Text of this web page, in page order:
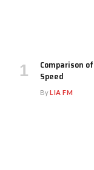
Comparison
Speed
ByLIA FM